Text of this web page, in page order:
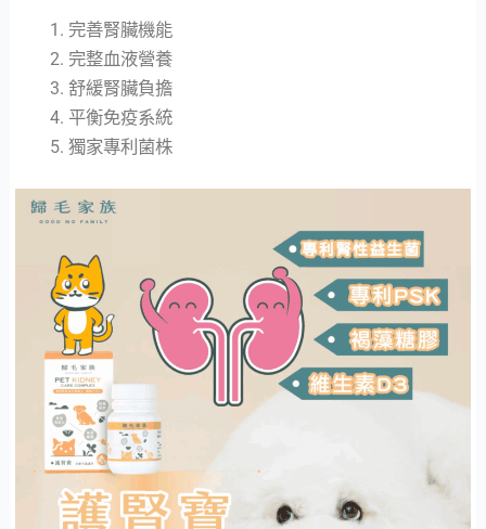
完善腎臟機能
完整血液營養
舒緩腎臟負擔
平衡免疫系統
獨家專利菌株